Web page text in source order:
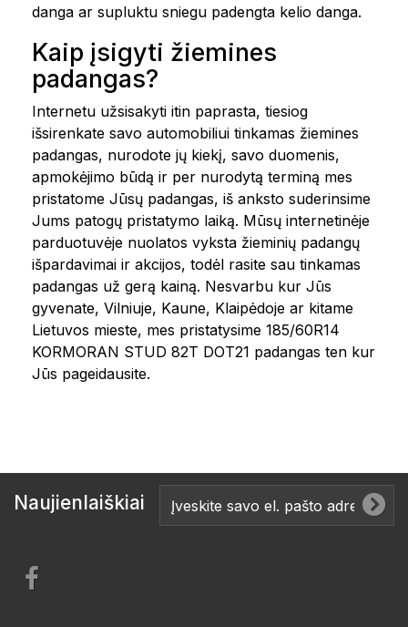
danga ar supluktu sniegu padengta kelio danga.
Kaip įsigyti žiemines
padangas?
Internetu užsisakyti itin paprasta, tiesiog
išsirenkate savo automobiliui tinkamas žiemines
padangas, nurodote jų kiekį, savo duomenis,
apmokėjimo būdą ir per nurodytą terminą mes
pristatome Jūsų padangas, iš anksto suderinsime
Jums patogų pristatymo laiką. Mūsų internetinėje
parduotuvėje nuolatos vyksta žieminių padangų
išpardavimai ir akcijos, todėl rasite sau tinkamas
padangas už gerą kainą. Nesvarbu kur Jūs
gyvenate, Vilniuje, Kaune, Klaipėdoje ar kitame
Lietuvos mieste, mes pristatysime 185/60R14
KORMORAN STUD 82T DOT21 padangas ten kur
Jūs pageidausite.
Naujienlaiškiai